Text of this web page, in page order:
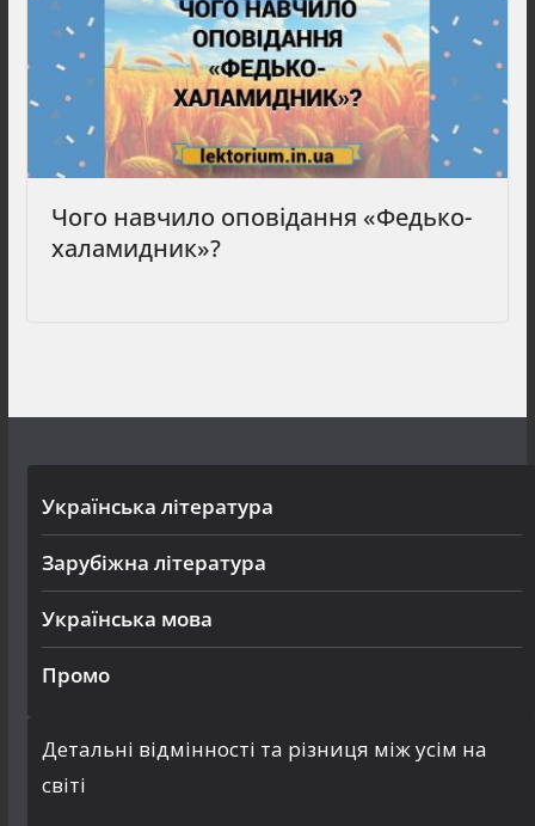
Чого навчило оповідання «Федько-
халамидник»?
Українська література
Зарубіжна література
Українська мова
Промо
Детальні відмінності та різниця між усім на
світі